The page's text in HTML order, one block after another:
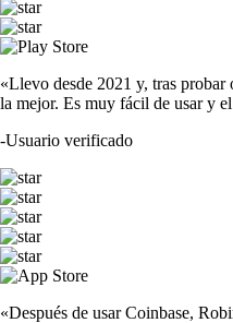
«Llevo desde 2021 y, tras probar
la mejor. Es muy fácil de usar y
-Usuario verificado
«Después de usar Coinbase,